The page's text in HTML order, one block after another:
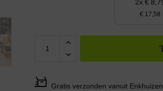
2x €
€ 17,58
Gratis verzonden vanuit Enkhuizen